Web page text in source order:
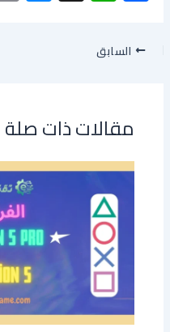
ac
e
b
ok
h
p
p
es
er
السابق
مقالات ذات صلة